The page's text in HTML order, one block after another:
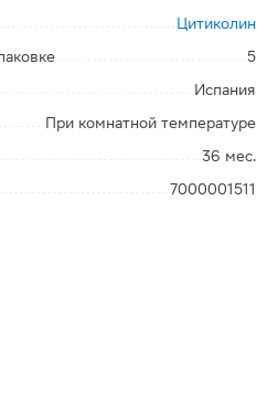
Цитиколин
5
Испания
При комнатной температуре
36 мес.
7000001511